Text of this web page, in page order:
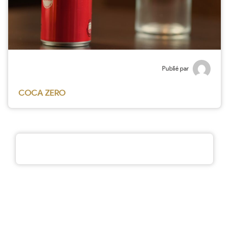
Publié par
COCA ZERO